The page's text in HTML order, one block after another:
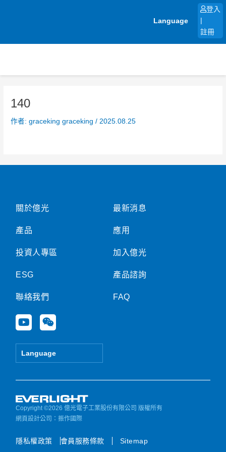
Language
登入
註冊
140
作者:graceking graceking/ 2025.08.25
關於億光
產品
投資人專區
ESG
聯絡我們
Y
o
u
e
W
e
i
Language
最新消息
應用
加入億光
產品諮詢
FAQ
Copyright ©2026 億光電子工業股份有限公司 版權所有
網頁設計公司 ：振作國際
隱私權政策 會員服務條款 Sitemap